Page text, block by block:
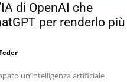
di OpenAI che
per renderlo più
un’intelligenza artificiale